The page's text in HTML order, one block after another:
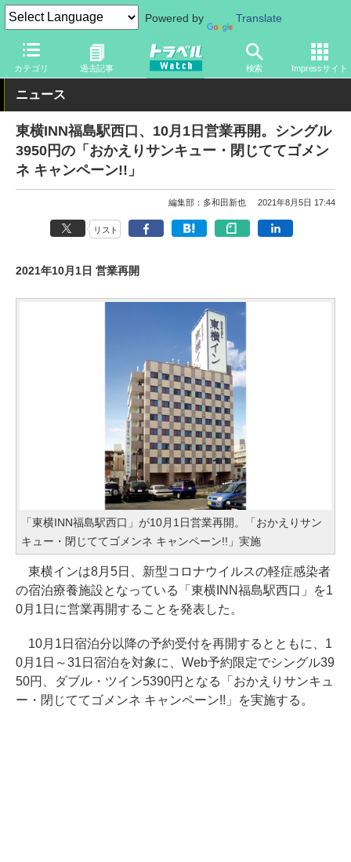
Powered by Translate
カテゴリ 過去記事 検索 Impressサイト
トラベル Watch 地域 国内旅行 東北
ニュース
東横INN福島駅西口、10月1日営業再開。シングル
3950円の「おかえりサンキュー・閉じててゴメン
ネ キャンペーン!!」
編集部：多和田新也 2021年8月5日 17:44
リスト
2021年10月1日 営業再開
「東横INN福島駅西口」が10月1日営業再開。「おかえりサン
キュー・閉じててゴメンネ キャンペーン!!」実施
東横インは8月5日、新型コロナウイルスの軽症感染者
の宿泊療養施設となっている「東横INN福島駅西口」を1
0月1日に営業再開することを発表した。
10月1日宿泊分以降の予約受付を再開するとともに、1
0月1日～31日宿泊を対象に、Web予約限定でシングル39
50円、ダブル・ツイン5390円となる「おかえりサンキュ
ー・閉じててゴメンネ キャンペーン!!」を実施する。